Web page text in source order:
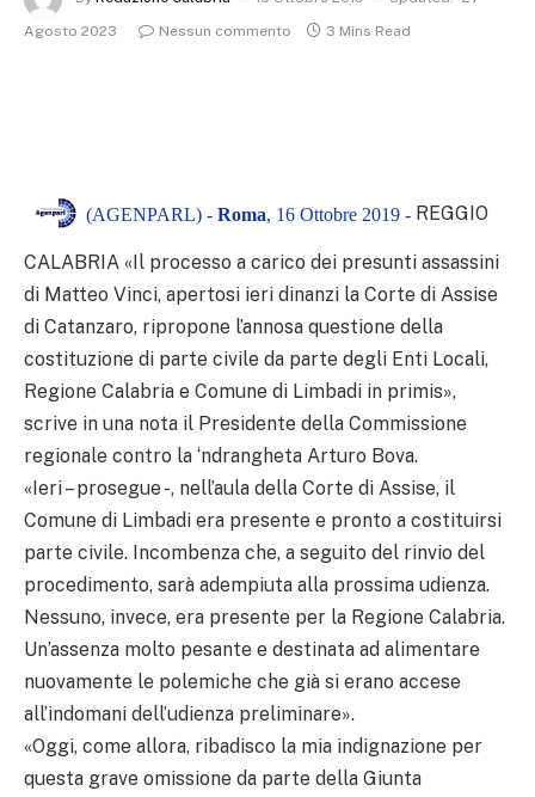
Agosto 2023
Nessun commento 3 Mins Read
(AGENPARL) - Roma, 16 Ottobre 2019 - REGGIO
CALABRIA «Il processo a carico dei presunti assassini
di Matteo Vinci, apertosi ieri dinanzi la Corte di Assise
di Catanzaro, ripropone l’annosa questione della
costituzione di parte civile da parte degli Enti Locali,
Regione Calabria e Comune di Limbadi in primis»,
scrive in una nota il Presidente della Commissione
regionale contro la ‘ndrangheta Arturo Bova.
«Ieri – prosegue -, nell’aula della Corte di Assise, il
Comune di Limbadi era presente e pronto a costituirsi
parte civile. Incombenza che, a seguito del rinvio del
procedimento, sarà adempiuta alla prossima udienza.
Nessuno, invece, era presente per la Regione Calabria.
Un’assenza molto pesante e destinata ad alimentare
nuovamente le polemiche che già si erano accese
all’indomani dell’udienza preliminare».
«Oggi, come allora, ribadisco la mia indignazione per
questa grave omissione da parte della Giunta